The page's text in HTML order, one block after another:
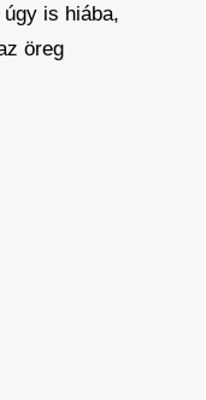
is hiába,
öreg